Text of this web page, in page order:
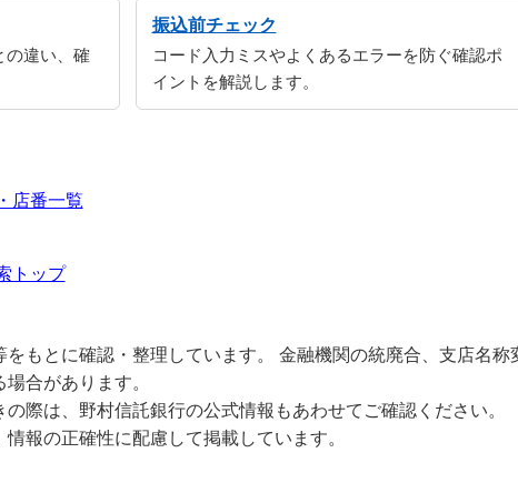
の違い、確
振込前チェック
コード入力ミスやよくあるエラーを防ぐ確認ポ
イントを解説します。
店番一覧
トップ
もとに確認・整理しています。 金融機関の統廃合、支店名称
合があります。
際は、野村信託銀行の公式情報もあわせてご確認ください。
報の正確性に配慮して掲載しています。